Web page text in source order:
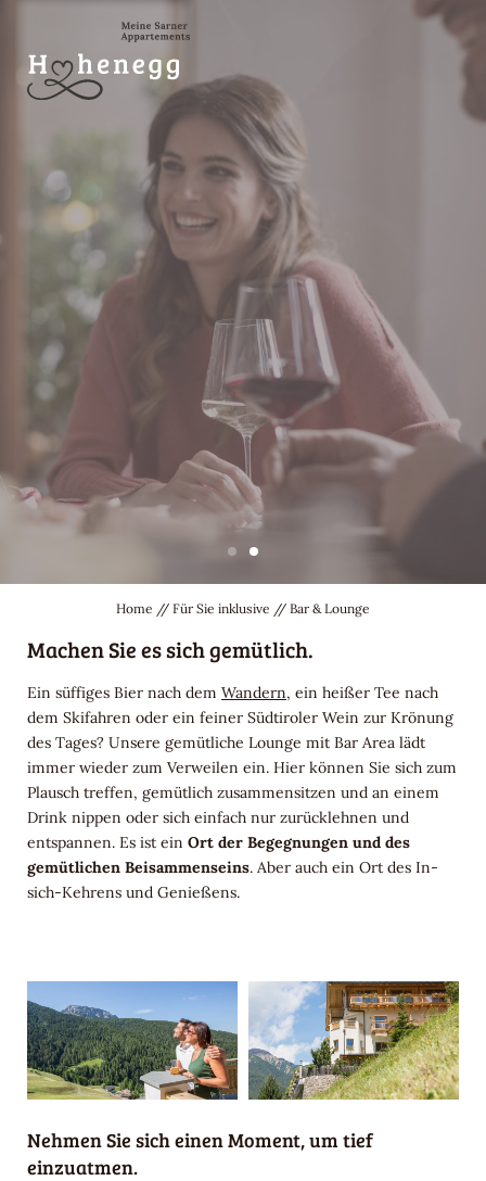
APPARTEMENTS & ZIMMER
POOL, SAUNEN & WELLNESS FREIZEIT & UMGEBUNG
Urlaub im Hohenegg
Für Sie inklusive
Hohenegg-Extras
Frühstück für Genießer im Winter
Pool, Saunen & Wellness
Bar & Lounge
Freizeit & Umgebung
DE IT EN
Home // Für Sie inklusive // Bar & Lounge
Machen Sie es sich gemütlich.
Ein süffiges Bier nach dem Wandern, ein heißer Tee nach
dem Skifahren oder ein feiner Südtiroler Wein zur Krönung
des Tages? Unsere gemütliche Lounge mit Bar Area lädt
immer wieder zum Verweilen ein. Hier können Sie sich zum
Plausch treffen, gemütlich zusammensitzen und an einem
Drink nippen oder sich einfach nur zurücklehnen und
entspannen. Es ist ein Ort der Begegnungen und des
gemütlichen Beisammenseins. Aber auch ein Ort des In-
sich-Kehrens und Genießens.
Nehmen Sie sich einen Moment, um tief
einzuatmen.